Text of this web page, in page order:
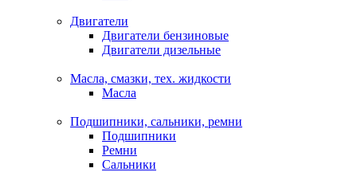
Двигатели
Двигатели бензиновые
Двигатели дизельные
Масла, смазки, тех. жидкости
Масла
Подшипники, сальники, ремни
Подшипники
Ремни
Сальники